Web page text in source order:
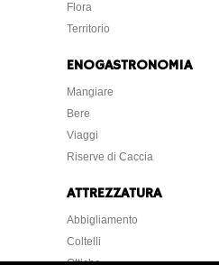
Flora
Territorio
ENOGASTRONOMIA
Mangiare
Bere
Viaggi
Riserve di Caccia
ATTREZZATURA
Abbigliamento
Coltelli